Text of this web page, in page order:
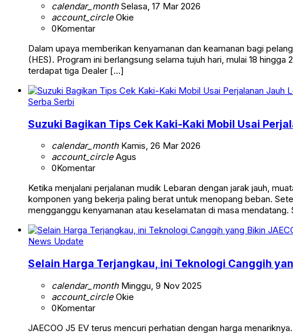
calendar_monthSelasa, 17 Mar 2026
account_circleOkie
0Komentar
Dalam upaya memberikan kenyamanan dan keamanan bagi
(HES). Program ini berlangsung selama tujuh hari, mulai 18
terdapat tiga Dealer […]
Serba Serbi
Suzuki Bagikan Tips Cek Kaki-Kaki Mobil Usai
calendar_monthKamis, 26 Mar 2026
account_circleAgus
0Komentar
Ketika menjalani perjalanan mudik Lebaran dengan jarak jauh,
komponen yang bekerja paling berat untuk menopang beban.
mengganggu kenyamanan atau keselamatan di masa
News Update
Selain Harga Terjangkau, ini Teknologi Canggih
calendar_monthMinggu, 9 Nov 2025
account_circleOkie
0Komentar
JAECOO J5 EV terus mencuri perhatian dengan harga